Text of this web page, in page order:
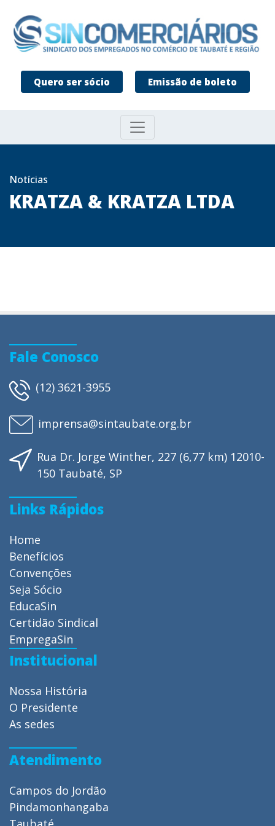
Quero ser sócio Emissão de boleto
Notícias
KRATZA & KRATZA LTDA
Fale Conosco
(12) 3621-3955
imprensa@sintaubate.org.br
Rua Dr. Jorge Winther, 227 (6,77 km) 12010-
150 Taubaté, SP
Links Rápidos
Home
Benefícios
Convenções
Seja Sócio
EducaSin
Certidão Sindical
EmpregaSin
Institucional
Nossa História
O Presidente
As sedes
Atendimento
Campos do Jordão
Pindamonhangaba